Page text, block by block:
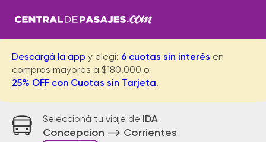
Descargá la app y elegí: 6 cuotas sin interés en
compras mayores a $180.000 o
25% OFF con Cuotas sin Tarjeta.
Seleccioná tu viaje de IDA
Concepcion Corrientes